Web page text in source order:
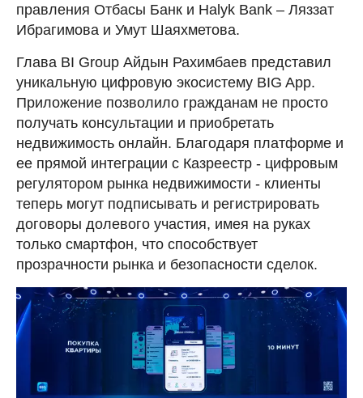
правления Отбасы Банк и Halyk Bank – Ляззат
Ибрагимова и Умут Шаяхметова.
Глава BI Group Айдын Рахимбаев представил
уникальную цифровую экосистему BIG App.
Приложение позволило гражданам не просто
получать консультации и приобретать
недвижимость онлайн. Благодаря платформе и
ее прямой интеграции с Казреестр - цифровым
регулятором рынка недвижимости - клиенты
теперь могут подписывать и регистрировать
договоры долевого участия, имея на руках
только смартфон, что способствует
прозрачности рынка и безопасности сделок.